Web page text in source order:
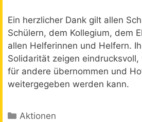
Ein herzlicher Dank gilt allen
Schülern, dem Kollegium, dem
allen Helferinnen und Helfern.
Solidarität zeigen
für andere übernommen und
weitergegeben werden kann.
Kategorien
Aktionen